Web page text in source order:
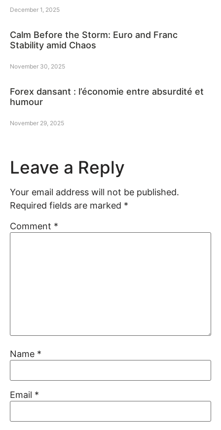
December 1, 2025
Calm Before the Storm: Euro and Franc
Stability amid Chaos
November 30, 2025
Forex dansant : l’économie entre absurdité et
humour
November 29, 2025
Leave a Reply
Your email address will not be published.
Required fields are marked *
Comment *
Name *
Email *